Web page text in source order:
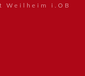
Weilheim i.OB